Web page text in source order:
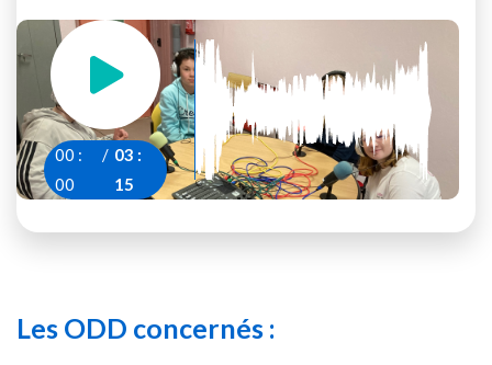
00 :
00
/ 03 :
15
Les ODD concernés :